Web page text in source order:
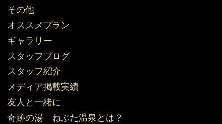
その他
オススメプラン
ギャラリー
スタッフブログ
スタッフ紹介
メディア掲載実績
友人と一緒に
奇跡の湯 ねぶた温泉とは？